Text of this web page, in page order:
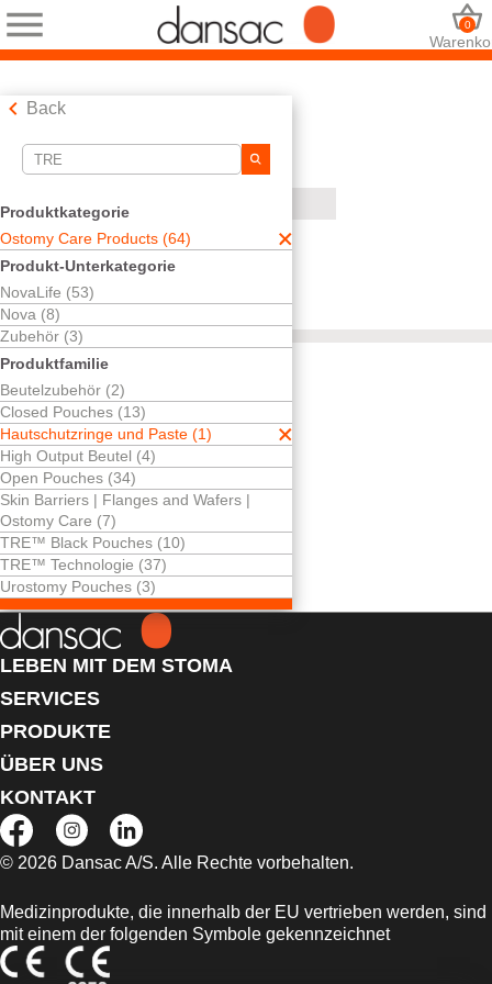
0
Back
Produktkategorie
Ostomy Care Products (64)
Produkt-Unterkategorie
NovaLife (53)
Nova (8)
Zubehör (3)
Produktfamilie
Beutelzubehör (2)
Closed Pouches (13)
Hautschutzringe und Paste (1)
High Output Beutel (4)
Open Pouches (34)
Skin Barriers | Flanges and Wafers |
Ostomy Care (7)
TRE™ Black Pouches (10)
TRE™ Technologie (37)
Urostomy Pouches (3)
Suchwerkzeuge
Ihre Auswahl:
Ostomy Care Products
Hautschutzringe und Paste
tre
Ihre Auswahl hat1Ergebnisse ergeben
Sortieren nach:
Kostenlos testen
Dansac
TRE™-
Hautschutzringe
Dreifacher
Schutz der Haut.
LEBEN MIT DEM STOMA
SERVICES
PRODUKTE
ÜBER UNS
KONTAKT
© 2026 Dansac A/S. Alle Rechte vorbehalten.
Medizinprodukte, die innerhalb der EU vertrieben werden, sind
mit einem der folgenden Symbole gekennzeichnet